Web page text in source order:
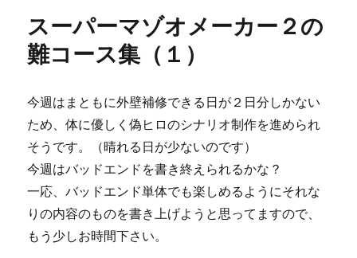
スーパーマゾオメーカー２の
難コース集（１）
今週はまともに外壁補修できる日が２日分しかない
ため、体に優しく偽ヒロのシナリオ制作を進められ
そうです。（晴れる日が少ないのです）
今週はバッドエンドを書き終えられるかな？
一応、バッドエンド単体でも楽しめるようにそれな
りの内容のものを書き上げようと思ってますので、
もう少しお時間下さい。